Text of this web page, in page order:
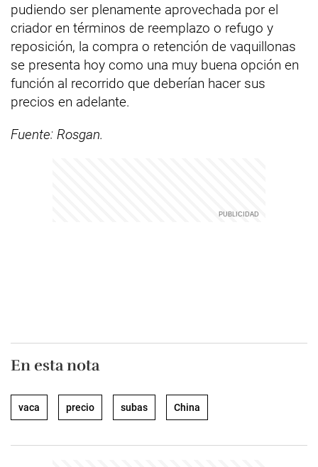
pudiendo ser plenamente aprovechada por el
criador en términos de reemplazo o refugo y
reposición, la compra o retención de vaquillonas
se presenta hoy como una muy buena opción en
función al recorrido que deberían hacer sus
precios en adelante.
Fuente: Rosgan.
En esta nota
vaca precio subas China